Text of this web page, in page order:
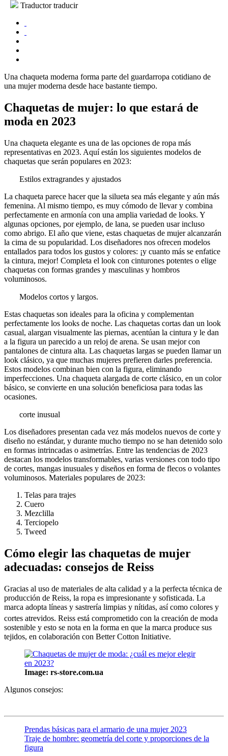
Traductor traducir
Una chaqueta moderna forma parte del guardarropa cotidiano de
una mujer moderna desde hace bastante tiempo.
Chaquetas de mujer: lo que estará de
moda en 2023
Una chaqueta elegante es una de las opciones de ropa más
representativas en 2023. Aquí están los siguientes modelos de
chaquetas que serán populares en 2023:
Estilos extragrandes y ajustados
La chaqueta parece hacer que la silueta sea más elegante y aún más
femenina. Al mismo tiempo, es muy cómodo de llevar y combina
perfectamente en armonía con una amplia variedad de looks. Y
algunas opciones, por ejemplo, de lana, se pueden usar incluso
como abrigo. El año que viene, estas chaquetas de mujer alcanzarán
la cima de su popularidad. Los diseñadores nos ofrecen modelos
entallados para todos los gustos y colores: ¡y cuanto más se enfatice
la cintura, mejor! Completa el look con cinturones potentes o elige
chaquetas con formas grandes y masculinas y hombros
voluminosos.
Modelos cortos y largos.
Estas chaquetas son ideales para la oficina y complementan
perfectamente los looks de noche. Las chaquetas cortas dan un look
casual, alargan visualmente las piernas, acentúan la cintura y le dan
a la figura un parecido a un reloj de arena. Se usan mejor con
pantalones de cintura alta. Las chaquetas largas se pueden llamar un
look clásico, ya que muchas mujeres prefieren darles preferencia.
Estos modelos combinan bien con la figura, eliminando
imperfecciones. Una chaqueta alargada de corte clásico, en un color
básico, se convierte en una solución beneficiosa para todas las
ocasiones.
corte inusual
Los diseñadores presentan cada vez más modelos nuevos de corte y
diseño no estándar, y durante mucho tiempo no se han detenido solo
en formas intrincadas o asimetrías. Entre las tendencias de 2023
destacan los modelos transformables, varias versiones con todo tipo
de cortes, mangas inusuales y diseños en forma de flecos o volantes
voluminosos. Materiales populares de 2023:
Telas para trajes
Cuero
Mezclilla
Terciopelo
Tweed
Cómo elegir las chaquetas de mujer
adecuadas: consejos de Reiss
Gracias al uso de materiales de alta calidad y a la perfecta técnica de
producción de Reiss, la ropa es impresionante y sofisticada. La
marca adopta líneas y sastrería limpias y nítidas, así como colores y
cortes atrevidos. Reiss está comprometido con la creación de moda
sostenible y esto se nota en la forma en que la marca produce sus
tejidos, en colaboración con Better Cotton Initiative.
Image: rs-store.com.ua
Algunos consejos:
Prendas básicas para el armario de una mujer 2023
Traje de hombre: geometría del corte y proporciones de la
figura